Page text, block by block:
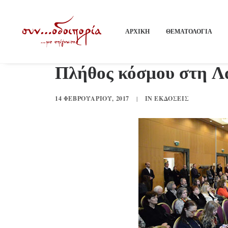
ΑΡΧΙΚΗ ΘΕΜΑΤΟΛΟΓΙΑ
Πλήθος κόσμου στη
14 ΦΕΒΡΟΥΑΡΊΟΥ, 2017 | INΕΚΔΌΣΕΙΣ